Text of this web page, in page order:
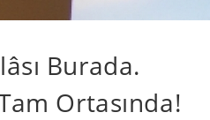
Burada.
Ortasında!